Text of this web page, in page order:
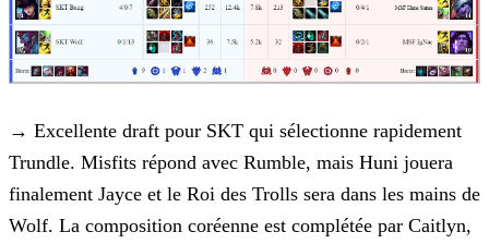
→ Excellente draft pour SKT qui sélectionne rapidement
Trundle. Misfits répond avec Rumble, mais Huni jouera
finalement Jayce et le Roi des Trolls sera dans les mains de
Wolf. La composition coréenne est complétée par Caitlyn,